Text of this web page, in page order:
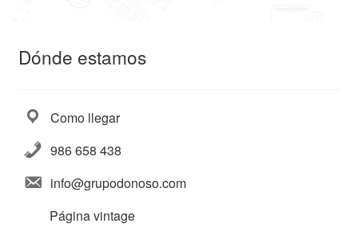
Dónde estamos
Como llegar
986 658 438
info@grupodonoso.com
Página vintage